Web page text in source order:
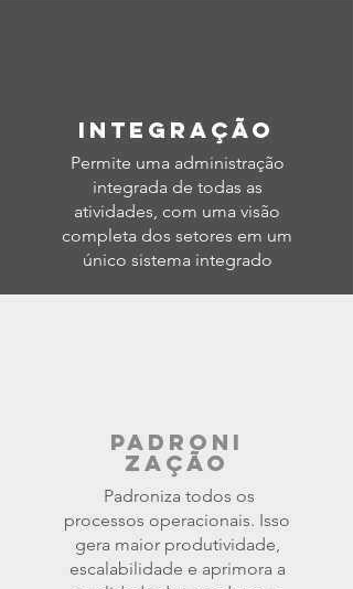
INTEGRAção
Permite uma administração
integrada de todas as
atividades, com uma visão
completa dos setores em um
único sistema integrado
PADRONI
ZAçãO
Padroniza todos os
processos operacionais. Isso
gera maior produtividade,
escalabilidade e aprimora a